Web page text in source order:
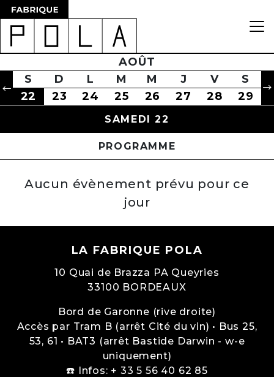
22
23
24
M
25
M
26
27
28
29
AOÛT
S
22
D
23
L
24
M
25
M
26
J
27
V
28
S
29
SAMEDI 22
PROGRAMME
Aucun évènement prévu pour ce
jour
LA FABRIQUE POLA
10 Quai de Brazza PA Queyries
33100 BORDEAUX
Bord de Garonne (rive droite)
Accès par Tram B (arrêt Cité du vin) • Bus 25,
53, 61 • BAT3 (arrêt Bastide Darwin - w-e
uniquement)
☎️ Infos: + 33 5 56 40 62 85